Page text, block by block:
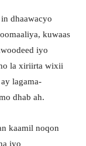
dhaawacyo
kuwaas
iyo
la xiriirta wixii
lagama-
dhab ah.
kaamil noqon
iyo